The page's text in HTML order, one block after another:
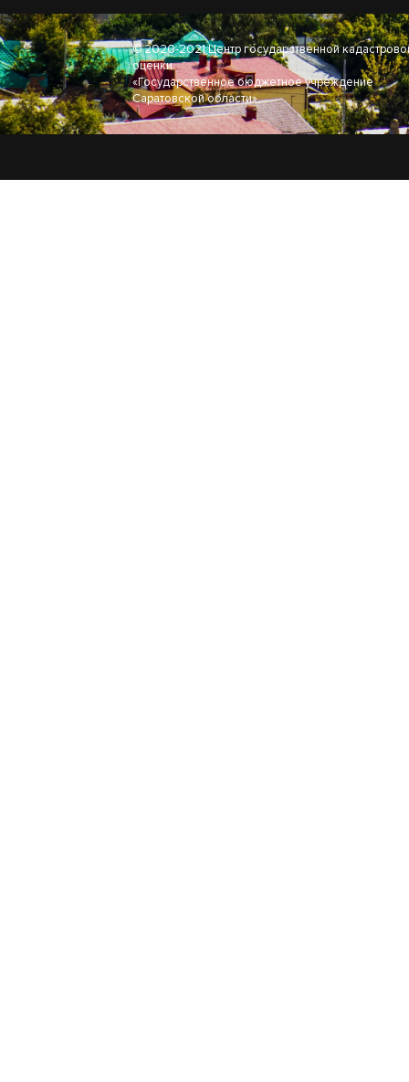
© 2020-2021 Центр государственной
оценки
«Государственное бюджетное учреждение
Саратовской области»